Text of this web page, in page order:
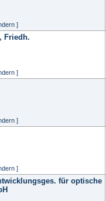
]
Friedh.
]
]
]
für optische